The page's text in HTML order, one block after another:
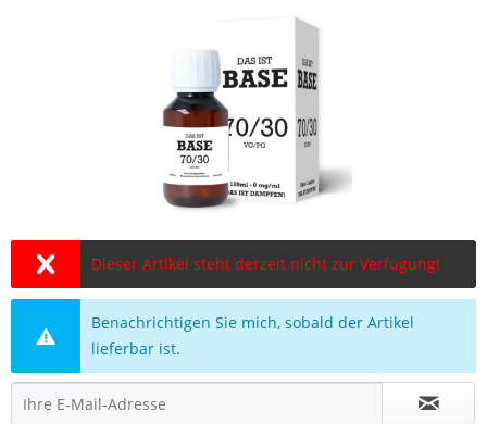
Dieser Artikel steht derzeit nicht zur Verfügung!
Benachrichtigen Sie mich, sobald der Artikel
lieferbar ist.